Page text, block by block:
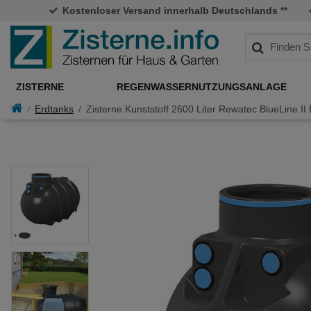
Kostenloser Versand innerhalb Deutschlands **
ZISTERNE REGENWASSERNUTZUNGSANLAGE
Erdtanks Zisterne Kunststoff 2600 Liter Rewatec BlueLine II